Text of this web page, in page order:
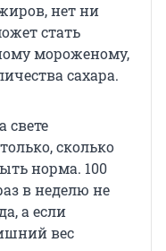
нет ни
стать
мороженому,
сахара.
свете
сколько
норма. 100
в неделю не
а если
вес